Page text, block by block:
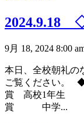
2024.9.18
9月 18, 2024 8:00
本日、全校朝礼の
ご覧ください
賞 高校1年生
賞 中学...